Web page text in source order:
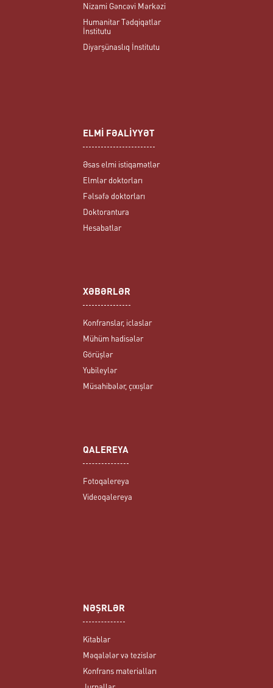
Nizami Gəncəvi Mərkəzi
Humanitar Tədqiqatlar
İnstitutu
Diyarşünaslıq İnstitutu
ELMİ FƏALİYYƏT
Əsas elmi istiqamətlər
Elmlər doktorları
Fəlsəfə doktorları
Doktorantura
Hesabatlar
XƏBƏRLƏR
Konfranslar, iclaslar
Mühüm hadisələr
Görüşlər
Yubileylər
Müsahibələr, çıxışlar
QALEREYA
Fotoqalereya
Videoqalereya
NƏŞRLƏR
Kitablar
Məqalələr və tezislər
Konfrans materialları